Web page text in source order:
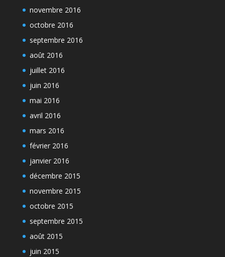
novembre 2016
octobre 2016
septembre 2016
août 2016
juillet 2016
juin 2016
mai 2016
avril 2016
mars 2016
février 2016
janvier 2016
décembre 2015
novembre 2015
octobre 2015
septembre 2015
août 2015
juin 2015